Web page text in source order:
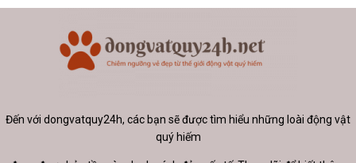
Đến với dongvatquy24h, các bạn sẽ được tìm hiểu những loài động vật
quý hiếm